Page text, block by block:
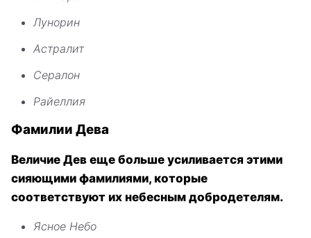
Лунорин
Астралит
Сералон
Райеллия
Фамилии Дева
Величие Дев еще больше усиливается этими
сияющими фамилиями, которые
соответствуют их небесным добродетелям.
Ясное Небо